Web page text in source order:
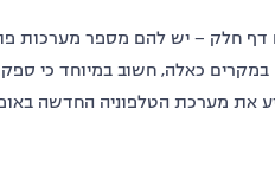
דף חלק – יש להם מספר
כאלה, חשוב במיוחד כי
מערכת הטלפוניה החדשה באופן